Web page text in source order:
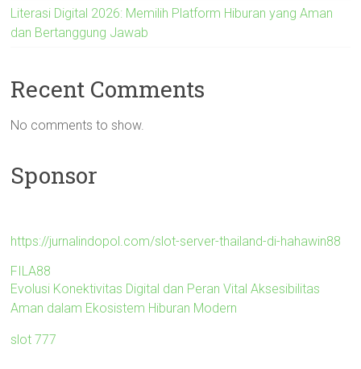
Literasi Digital 2026: Memilih Platform Hiburan yang Aman
dan Bertanggung Jawab
Recent Comments
No comments to show.
Sponsor
https://jurnalindopol.com/slot-server-thailand-di-hahawin88
FILA88
Evolusi Konektivitas Digital dan Peran Vital Aksesibilitas
Aman dalam Ekosistem Hiburan Modern
slot 777